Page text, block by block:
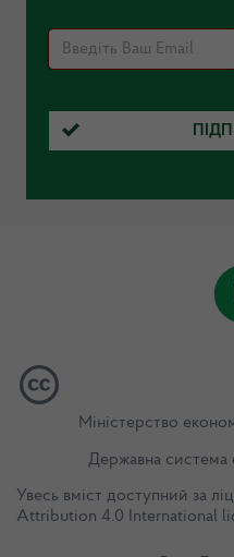
Міністерство
Державна система
Увесь вміст доступний за
Attribution 4.0 International